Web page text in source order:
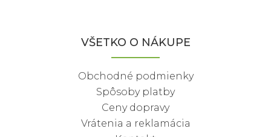
VŠETKO O NÁKUPE
Obchodné podmienky
Spôsoby platby
Ceny dopravy
Vrátenia a reklamácia